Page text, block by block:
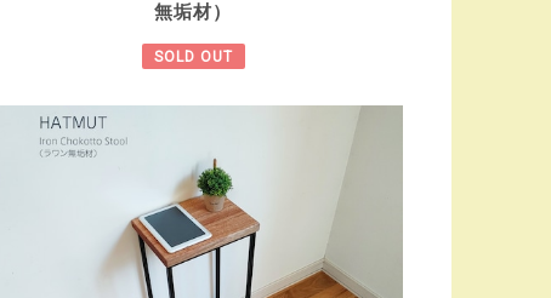
無垢材）
SOLD OUT